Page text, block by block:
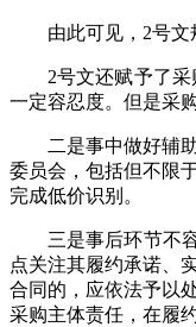
由此可见，2号
2号文还赋予了
一定容忍度。但是采
二是事中做好辅
委员会，包括但不限
完成低价识别。
三是事后环节不
点关注其履约承诺、
合同的，应依法予以
采购主体责任，在履